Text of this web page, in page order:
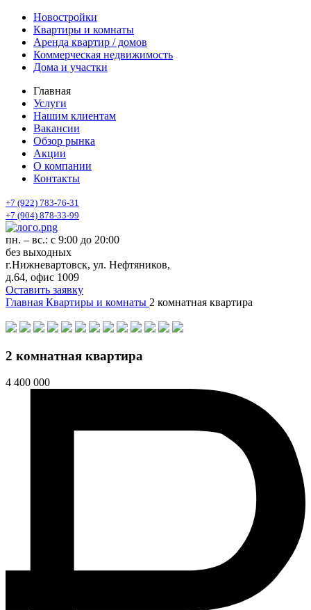
Новостройки
Квартиры и комнаты
Аренда квартир / домов
Коммерческая недвижимость
Дома и участки
Главная
Услуги
Нашим клиентам
Вакансии
Обзор рынка
Акции
О компании
Контакты
+7 (922) 783-76-31
+7 (904) 878-33-99
пн. – вс.: с 9:00 до 20:00
без выходных
г.Нижневартовск, ул. Нефтяников,
д.64, офис 1009
Оставить заявку
Главная Квартиры и комнаты 2 комнатная квартира
2 комнатная квартира
4 400 000